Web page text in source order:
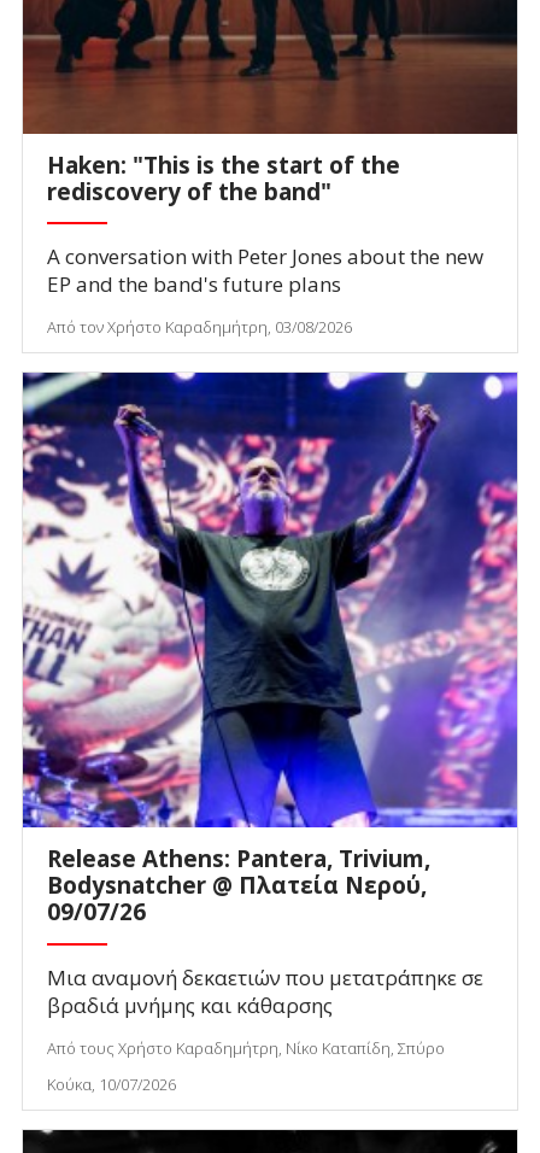
Haken: "This is the start of the
rediscovery of the band"
A conversation with Peter Jones about the new
EP and the band's future plans
Από τον Χρήστο Καραδημήτρη, 03/08/2026
Release Athens: Pantera, Trivium,
Bodysnatcher @ Πλατεία Νερού,
09/07/26
Μια αναμονή δεκαετιών που μετατράπηκε σε
βραδιά μνήμης και κάθαρσης
Από τους Χρήστο Καραδημήτρη, Νίκο Καταπίδη, Σπύρο
Κούκα, 10/07/2026